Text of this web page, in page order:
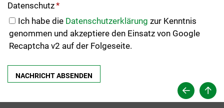
Datenschutz*
Ich habe die Datenschutzerklärung zur Kenntnis
genommen und akzeptiere den Einsatz von Google
Recaptcha v2 auf der Folgeseite.